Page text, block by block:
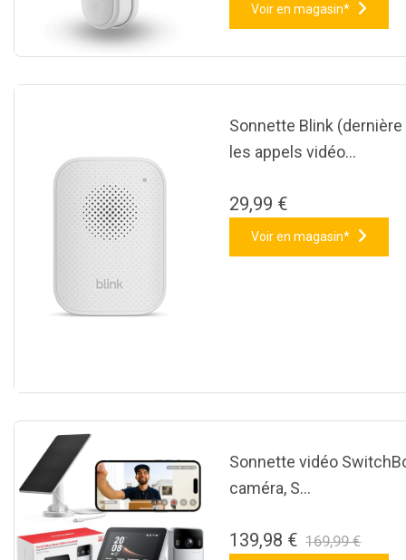
Voir en magasin*
Sonnette Blink
les appels vidéo…
29,99 €
Voir en magasin*
Sonnette vidéo
caméra, S…
139,98 € 169,99 €